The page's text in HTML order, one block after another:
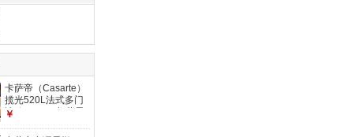
卡萨帝（Casarte）
揽光520L法式多门
冰箱594mm超薄零
￥